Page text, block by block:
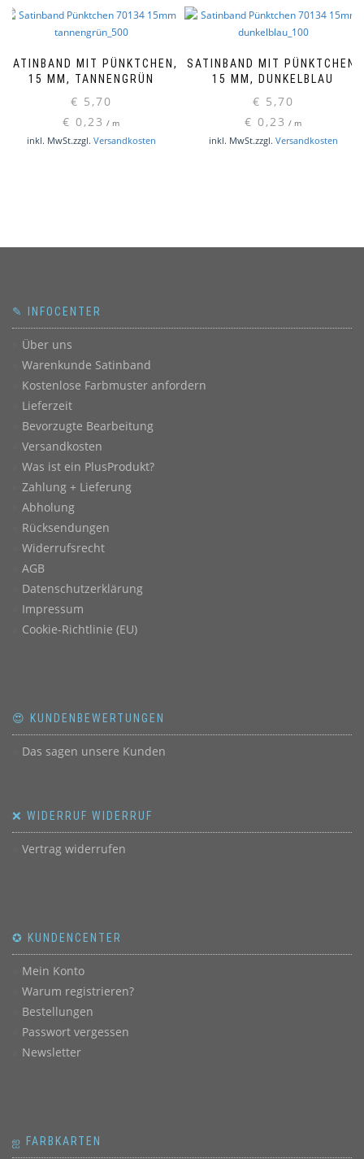
SATINBAND MIT PÜNKTCHEN,
15 MM, TANNENGRÜN
€ 5,70
€ 0,23 / m
inkl. MwSt.zzgl. Versandkosten
SATINBAND MIT PÜNKTCHEN,
15 MM, DUNKELBLAU
€ 5,70
€ 0,23 / m
inkl. MwSt.zzgl. Versandkosten
✎ INFOCENTER
Über uns
Warenkunde Satinband
Kostenlose Farbmuster anfordern
Lieferzeit
Bevorzugte Bearbeitung
Versandkosten
Was ist ein PlusProdukt?
Zahlung + Lieferung
Abholung
Rücksendungen
Widerrufsrecht
AGB
Datenschutzerklärung
Impressum
Cookie-Richtlinie (EU)
😍 KUNDENBEWERTUNGEN
Das sagen unsere Kunden
❌ WIDERRUF WIDERRUF
Vertrag widerrufen
✪ KUNDENCENTER
Mein Konto
Warum registrieren?
Bestellungen
Passwort vergessen
Newsletter
ஐ FARBKARTEN